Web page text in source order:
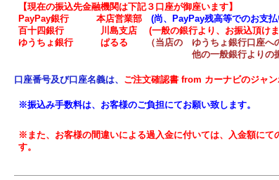
【現在の振込先金融機関は下記３口座が御座います】
PayPay銀行 本店営業部(尚、PayPay残高等でのお支
百十四銀行 川島支店 (一般の銀行より、 お振込頂け
ゆうちょ銀行 ぱるる
（当店の ゆうちょ銀行口座へ
他の一般銀行よりの振込みはお受け出
口座番号及び口座名義は、 ご注文確認書 from カーナビのジャ
※振込み手数料は、お客様のご負担にてお願い致します。
※また、お客様の間違いによる過入金に付いては、入金額に
す。